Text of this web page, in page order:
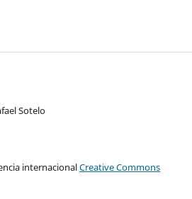
Sotelo
internacionalCreative Commons